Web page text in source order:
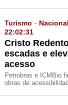
Turismo - Nacional
22:02:31
Cristo
escadas e
acesso
Petrobras e ICMBio
obras de